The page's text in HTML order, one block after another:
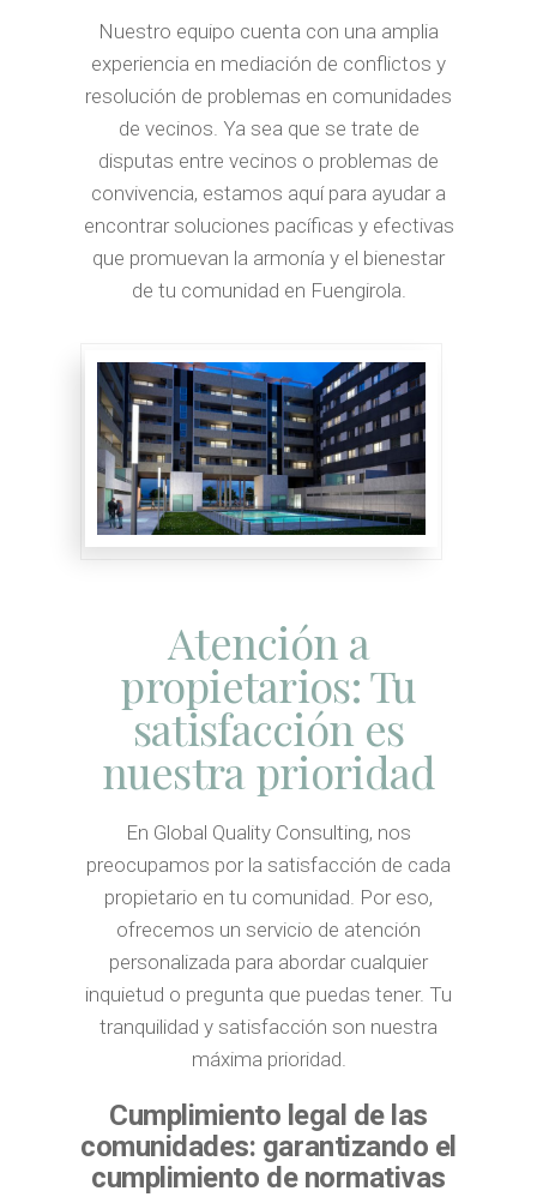
Nuestro equipo cuenta con una amplia
experiencia en mediación de conflictos y
resolución de problemas en comunidades
de vecinos. Ya sea que se trate de
disputas entre vecinos o problemas de
convivencia, estamos aquí para ayudar a
encontrar soluciones pacíficas y efectivas
que promuevan la armonía y el bienestar
de tu comunidad en Fuengirola.
Atención a
propietarios: Tu
satisfacción es
nuestra prioridad
En Global Quality Consulting, nos
preocupamos por la satisfacción de cada
propietario en tu comunidad. Por eso,
ofrecemos un servicio de atención
personalizada para abordar cualquier
inquietud o pregunta que puedas tener. Tu
tranquilidad y satisfacción son nuestra
máxima prioridad.
Cumplimiento legal de las
comunidades: garantizando el
cumplimiento de normativas